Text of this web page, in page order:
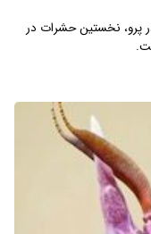
پرو، نخستین حشرات در